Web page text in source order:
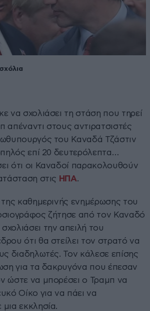
σχόλια
να σχολιάσει τη στάση που τηρεί
απέναντι στους αντιρατσιστές
του Καναδά Τζάστιν
επί 20 δευτερόλεπτα…
ότι οι Καναδοί παρακολουθούν
στις ΗΠΑ.
της καθημερινής ενημέρωσης του
ζήτησε από τον Καναδό
την απειλή του
ότι θα στείλει τον στρατό να
διαδηλωτές. Τον κάλεσε επίσης
για τα δακρυγόνα που έπεσαν
ώστε να μπορέσει ο Τραμπ να
Οίκο για να πάει να
εκκλησία.